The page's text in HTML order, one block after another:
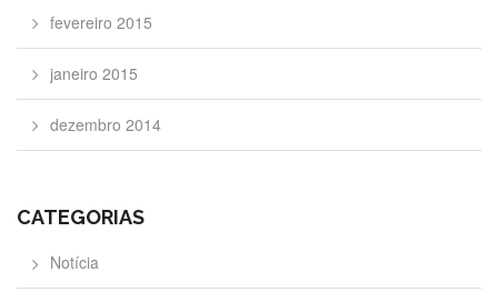
fevereiro 2015
janeiro 2015
dezembro 2014
CATEGORIAS
Notícia